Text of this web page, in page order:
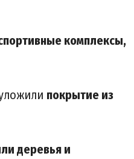
комплексы,
покрытие из
деревья и